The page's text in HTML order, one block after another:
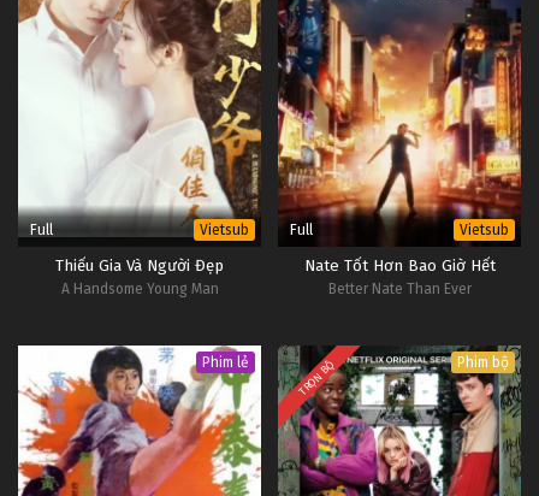
Full Vietsub
Thiếu Gia Và Người Đẹp
A Handsome Young Man
Full Vietsub
Nate Tốt Hơn Bao Giờ Hết
Better Nate Than Ever
Phim lẻ TRỌN BỘ Phim bộ